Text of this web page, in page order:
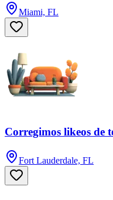
Miami, FL
Corregimos likeos de
Fort Lauderdale, FL